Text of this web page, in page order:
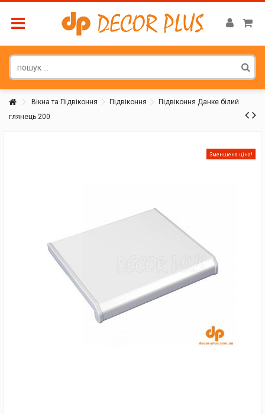
Вікна та Підвіконня Підвіконня
Підвіконня Данке білий
глянець 200
Зменшена ціна!